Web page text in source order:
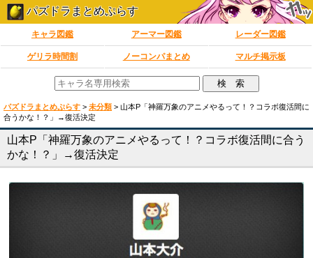
パズドラまとめぷらす
キャラ図鑑 アーマー図鑑 レーダー図鑑
ゲリラ時間割 ノーコンパまとめ マルチ掲示板
パズドラまとめぷらす > 未分類 > 山本P「神羅万象のアニメやるって！？コラボ復活間に
合うかな！？」→復活決定
山本P「神羅万象のアニメやるって！？コラボ復活間に合う
かな！？」→復活決定